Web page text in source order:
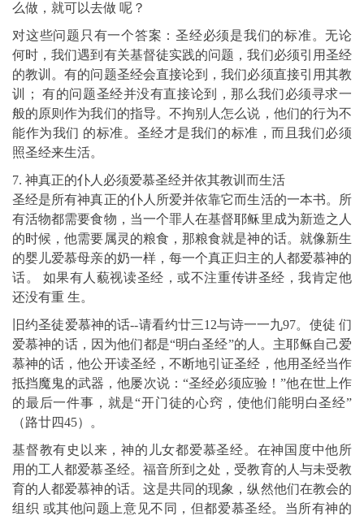
么做，就可以去做 呢？
对这些问题只有一个答案：圣经必须是我们的标准。无论
何时，我们遇到有关基督徒实践的问题，我们必须引用圣经
的教训。有的问题圣经会直接论到，我们必须直接引用其教
训； 有的问题圣经并没有直接论到，那么我们必须寻求一
般的原则作为我们的指导。不拘别人怎么说，他们的行为不
能作为我们 的标准。圣经才是我们的标准，而且我们必须
照圣经来生活。
7. 神真正的仆人必须爱慕圣经并依其教训而生活
圣经是所有神真正的仆人所爱并依靠它而生活的一本书。所
有活物都需要食物，当一个罪人在基督耶稣里成为新造之人
的时候，他需要属灵的粮食，那粮食就是神的话。就像新生
的婴儿爱慕母亲的奶一样，每一个真正归主的人都爱慕神的
话。 如果有人藐视读圣经，或不注重传讲圣经，我肯定他
还没有重 生。
旧约圣徒爱慕神的话--请看约廿三12与诗一一九97。使徒 们
爱慕神的话，因为他们都是“明白圣经”的人。主耶稣自己爱
慕神的话，他公开读圣经，不断地引证圣经，他用圣经当作
抵挡魔鬼的武器，他屡次说：“圣经必须应验！”他在世上作
的最后一件事，就是“开门徒的心窍，使他们能明白圣经”
（路廿四45）。
基督教有史以来，神的儿女都爱慕圣经。在神国度中他所
用的工人都爱慕圣经。福音所到之处，受教育的人与未受教
育的人都爱慕神的话。这是共同的现象，纵然他们在教会的
组织 或其他问题上意见不同，但都爱慕圣经。当所有神的